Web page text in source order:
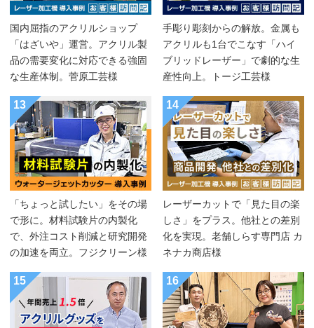
国内屈指のアクリルショップ
「はざいや」運営。アクリル製
品の需要変化に対応できる強固
な生産体制。菅原工芸様
手彫り彫刻からの解放。金属も
アクリルも1台でこなす「ハイ
ブリッドレーザー」で劇的な生
産性向上。トージ工芸様
13
「ちょっと試したい」をその場
で形に。材料試験片の内製化
で、外注コスト削減と研究開発
の加速を両立。フジクリーン様
14
レーザーカットで「見た目の楽
しさ」をプラス。他社との差別
化を実現。老舗しらす専門店 カ
ネナカ商店様
15 16